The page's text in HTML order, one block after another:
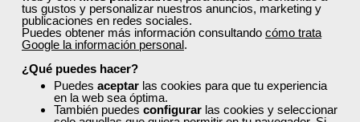
tus gustos y personalizar nuestros anuncios, marketing y
publicaciones en redes sociales.
Puedes obtener más información consultando cómo trata
Google la información personal.
¿Qué puedes hacer?
Puedes aceptar las cookies para que tu experiencia
en la web sea óptima.
También puedes configurar las cookies y seleccionar
69 207
ONLINE